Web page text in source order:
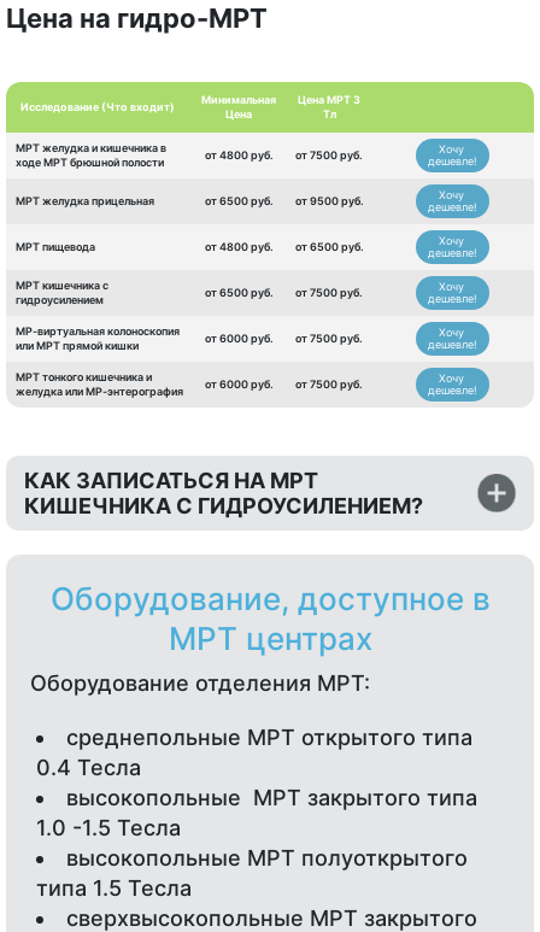
Цена на гидро-МРТ
Исследование (Что входит)
Минимальная
Цена
Цена МРТ 3
Тл
МРТ желудка и кишечника в
ходе МРТ брюшной полости
от 4800 руб. от 7500 руб.
Хочу
дешевле!
МРТ желудка прицельная от 6500 руб. от 9500 руб.
Хочу
дешевле!
МРТ пищевода от 4800 руб. от 6500 руб.
Хочу
дешевле!
МРТ кишечника с
гидроусилением
от 6500 руб. от 7500 руб.
Хочу
дешевле!
МР-виртуальная колоноскопия
или МРТ прямой кишки
от 6000 руб. от 7500 руб.
Хочу
дешевле!
МРТ тонкого кишечника и
желудка или МР-энтерография
от 6000 руб. от 7500 руб.
Хочу
дешевле!
КАК ЗАПИСАТЬСЯ НА МРТ
КИШЕЧНИКА С ГИДРОУСИЛЕНИЕМ?
Оборудование, доступное в
МРТ центрах
Оборудование отделения МРТ:
среднепольные МРТ открытого типа
0.4 Тесла
высокопольные МРТ закрытого типа
1.0 -1.5 Тесла
высокопольные МРТ полуоткрытого
типа 1.5 Тесла
сверхвысокопольные МРТ закрытого